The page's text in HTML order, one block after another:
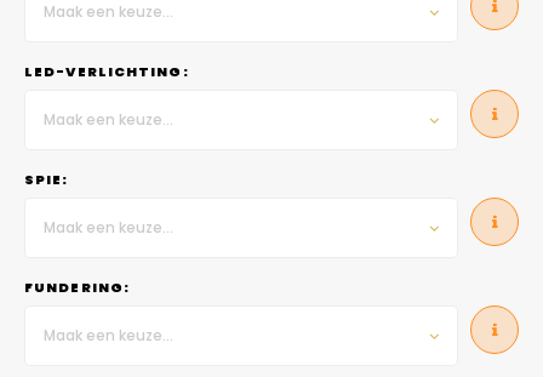
Maak een keuze...
LED-VERLICHTING:
Maak een keuze...
SPIE:
Maak een keuze...
FUNDERING:
Maak een keuze...